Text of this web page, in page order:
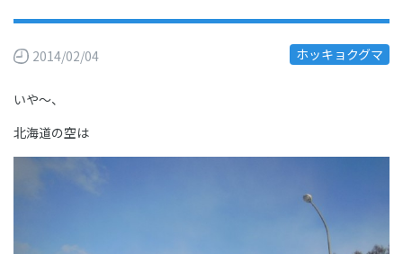
2014/02/04 ホッキョクグマ
いや～、
北海道の空は